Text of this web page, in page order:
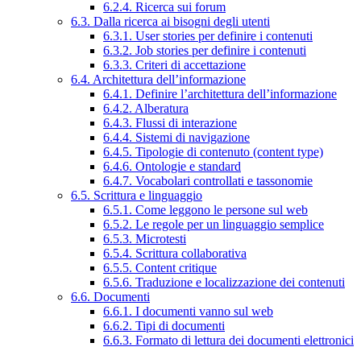
6.2.4. Ricerca sui forum
6.3. Dalla ricerca ai bisogni degli utenti
6.3.1. User stories per definire i contenuti
6.3.2. Job stories per definire i contenuti
6.3.3. Criteri di accettazione
6.4. Architettura dell’informazione
6.4.1. Definire l’architettura dell’informazione
6.4.2. Alberatura
6.4.3. Flussi di interazione
6.4.4. Sistemi di navigazione
6.4.5. Tipologie di contenuto (content type)
6.4.6. Ontologie e standard
6.4.7. Vocabolari controllati e tassonomie
6.5. Scrittura e linguaggio
6.5.1. Come leggono le persone sul web
6.5.2. Le regole per un linguaggio semplice
6.5.3. Microtesti
6.5.4. Scrittura collaborativa
6.5.5. Content critique
6.5.6. Traduzione e localizzazione dei contenuti
6.6. Documenti
6.6.1. I documenti vanno sul web
6.6.2. Tipi di documenti
6.6.3. Formato di lettura dei documenti elettronici